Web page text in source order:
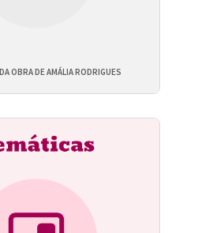
OBRA DE AMÁLIA RODRIGUES